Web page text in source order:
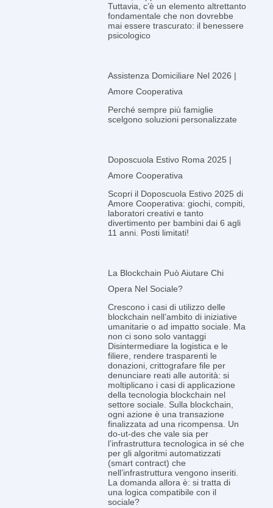
Tuttavia, c’è un elemento altrettanto
fondamentale che non dovrebbe
mai essere trascurato: il benessere
psicologico
Assistenza Domiciliare Nel 2026 |
Amore Cooperativa
Perché sempre più famiglie
scelgono soluzioni personalizzate
Doposcuola Estivo Roma 2025 |
Amore Cooperativa
Scopri il Doposcuola Estivo 2025 di
Amore Cooperativa: giochi, compiti,
laboratori creativi e tanto
divertimento per bambini dai 6 agli
11 anni. Posti limitati!
La Blockchain Può Aiutare Chi
Opera Nel Sociale?
Crescono i casi di utilizzo delle
blockchain nell’ambito di iniziative
umanitarie o ad impatto sociale. Ma
non ci sono solo vantaggi
Disintermediare la logistica e le
filiere, rendere trasparenti le
donazioni, crittografare file per
denunciare reati alle autorità: si
moltiplicano i casi di applicazione
della tecnologia blockchain nel
settore sociale. Sulla blockchain,
ogni azione è una transazione
finalizzata ad una ricompensa. Un
do-ut-des che vale sia per
l’infrastruttura tecnologica in sé che
per gli algoritmi automatizzati
(smart contract) che
nell’infrastruttura vengono inseriti.
La domanda allora è: si tratta di
una logica compatibile con il
sociale?